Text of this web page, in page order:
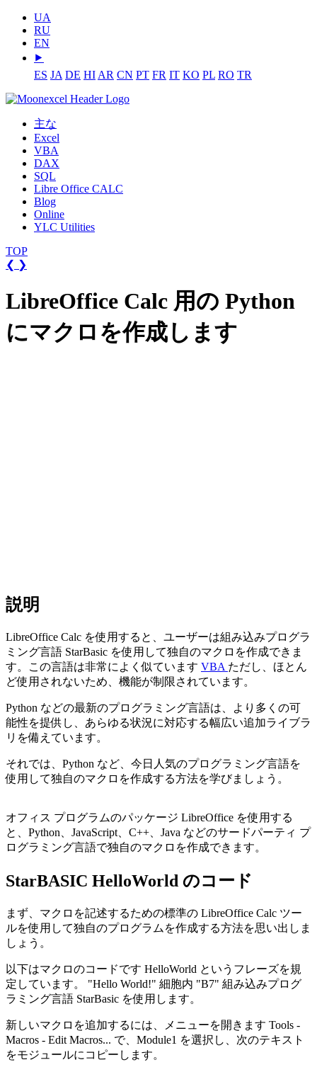
UA
RU
EN
⯈
ES JA DE HI AR CN PT FR IT KO PL RO TR
主な
Excel
VBA
DAX
SQL
Libre Office CALC
Blog
Online
YLC Utilities
TOP
❮ ❯
LibreOffice Calc 用の Python
にマクロを作成します
説明
LibreOffice Calc を使用すると、ユーザーは組み込みプログラ
ミング言語 StarBasic を使用して独自のマクロを作成できま
す。この言語は非常によく似ています VBA ただし、ほとん
ど使用されないため、機能が制限されています。
Python などの最新のプログラミング言語は、より多くの可
能性を提供し、あらゆる状況に対応する幅広い追加ライブラ
リを備えています。
それでは、Python など、今日人気のプログラミング言語を
使用して独自のマクロを作成する方法を学びましょう。
オフィス プログラムのパッケージ LibreOffice を使用する
と、Python、JavaScript、C++、Java などのサードパーティ プ
ログラミング言語で独自のマクロを作成できます。
StarBASIC HelloWorld のコード
まず、マクロを記述するための標準の LibreOffice Calc ツー
ルを使用して独自のプログラムを作成する方法を思い出しま
しょう。
以下はマクロのコードです HelloWorld というフレーズを規
定しています。 "Hello World!" 細胞内 "B7" 組み込みプログ
ラミング言語 StarBasic を使用します。
新しいマクロを追加するには、メニューを開きます Tools -
Macros - Edit Macros... で、Module1 を選択し、次のテキスト
をモジュールにコピーします。